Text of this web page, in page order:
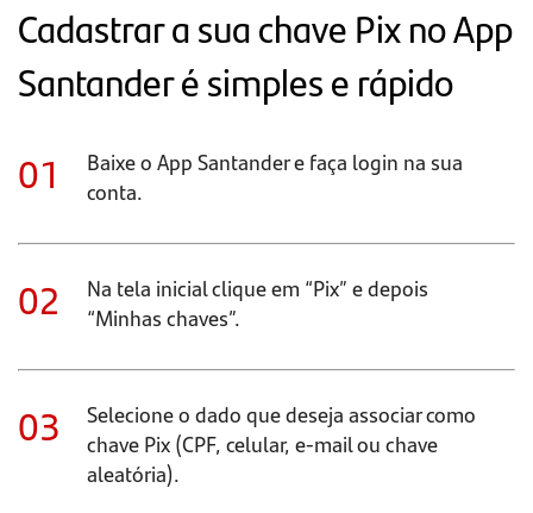
Cadastrar a sua chave Pix no App
Santander é simples e rápido
01
Baixe o App Santander e faça login na sua
conta.
02
Na tela inicial clique em “Pix” e depois
“Minhas chaves”.
03
Selecione o dado que deseja associar como
chave Pix (CPF, celular, e-mail ou chave
aleatória).